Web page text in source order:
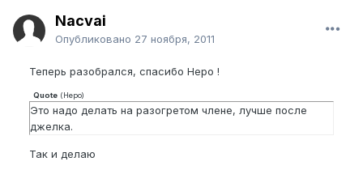
Nacvai
Опубликовано 27 ноября, 2011
Теперь разобрался, спасибо Hepo !
Quote (Неро)
Это надо делать на разогретом члене, лучше после
джелка.
Так и делаю